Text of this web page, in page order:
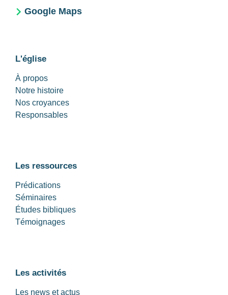
Google Maps
L'église
À propos
Notre histoire
Nos croyances
Responsables
Les ressources
Prédications
Séminaires
Études bibliques
Témoignages
Les activités
Les news et actus